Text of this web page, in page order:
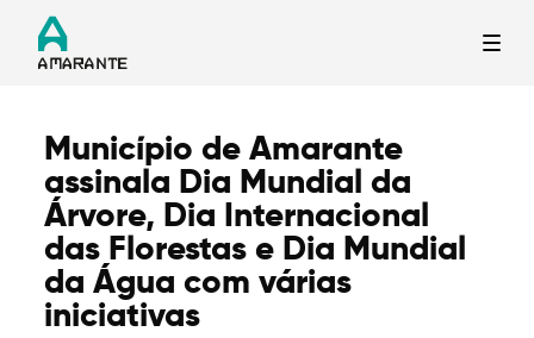
Termo de Pesquisa
Categorias gerais
Município de Amarante
assinala Dia Mundial da
Árvore, Dia Internacional
das Florestas e Dia Mundial
da Água com várias
iniciativas